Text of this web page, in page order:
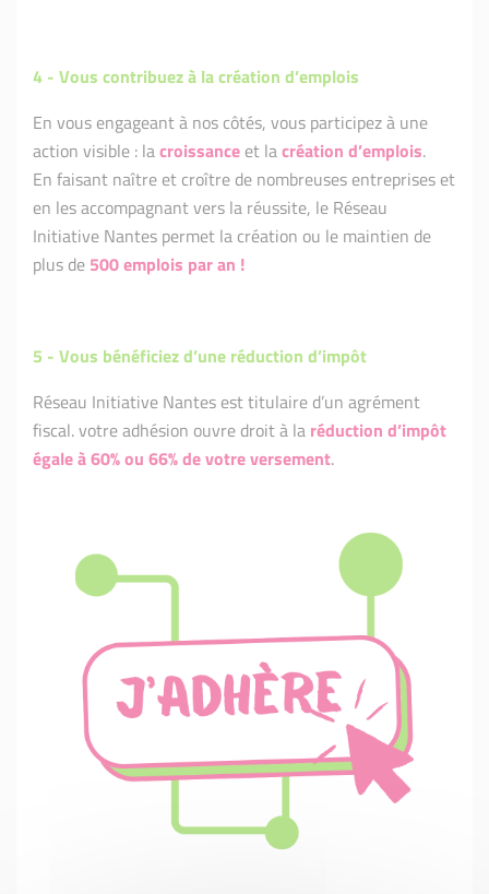
4 - Vous contribuez à la création d’emplois
En vous engageant à nos côtés, vous participez à une
action visible : lacroissance et lacréation d’emplois.
En faisant naître et croître de nombreuses entreprises et
en les accompagnant vers la réussite, le Réseau
Initiative Nantes permet la création ou le maintien de
plus de 500 emplois par an !
5 - Vous bénéficiez d’une réduction d’impôt
Réseau Initiative Nantes est titulaire d’un agrément
fiscal. votre adhésion ouvre droit à la réduction d’impôt
égale à 60% ou 66% de votre versement.